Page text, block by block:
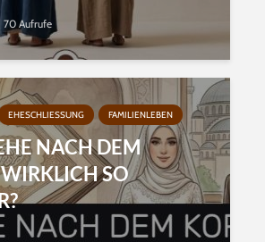
70 Aufrufe
EHESCHLIESSUNG FAMILIENLEBEN
NACH DEM
SO